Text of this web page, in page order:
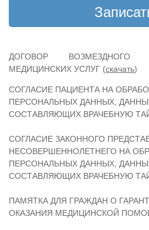
ДОГОВОР ВОЗМЕЗДНОГО
МЕДИЦИНСКИХ УСЛУГ (скачать)
СОГЛАСИЕ ПАЦИЕНТА НА
ПЕРСОНАЛЬНЫХ ДАННЫХ,
СОСТАВЛЯЮЩИХ ВРАЧЕБНУЮ
СОГЛАСИЕ ЗАКОННОГО
НЕСОВЕРШЕННОЛЕТНЕГО НА
ПЕРСОНАЛЬНЫХ ДАННЫХ,
СОСТАВЛЯЮЩИХ ВРАЧЕБНУЮ
ПАМЯТКА ДЛЯ ГРАЖДАН О
ОКАЗАНИЯ МЕДИЦИНСКОЙ